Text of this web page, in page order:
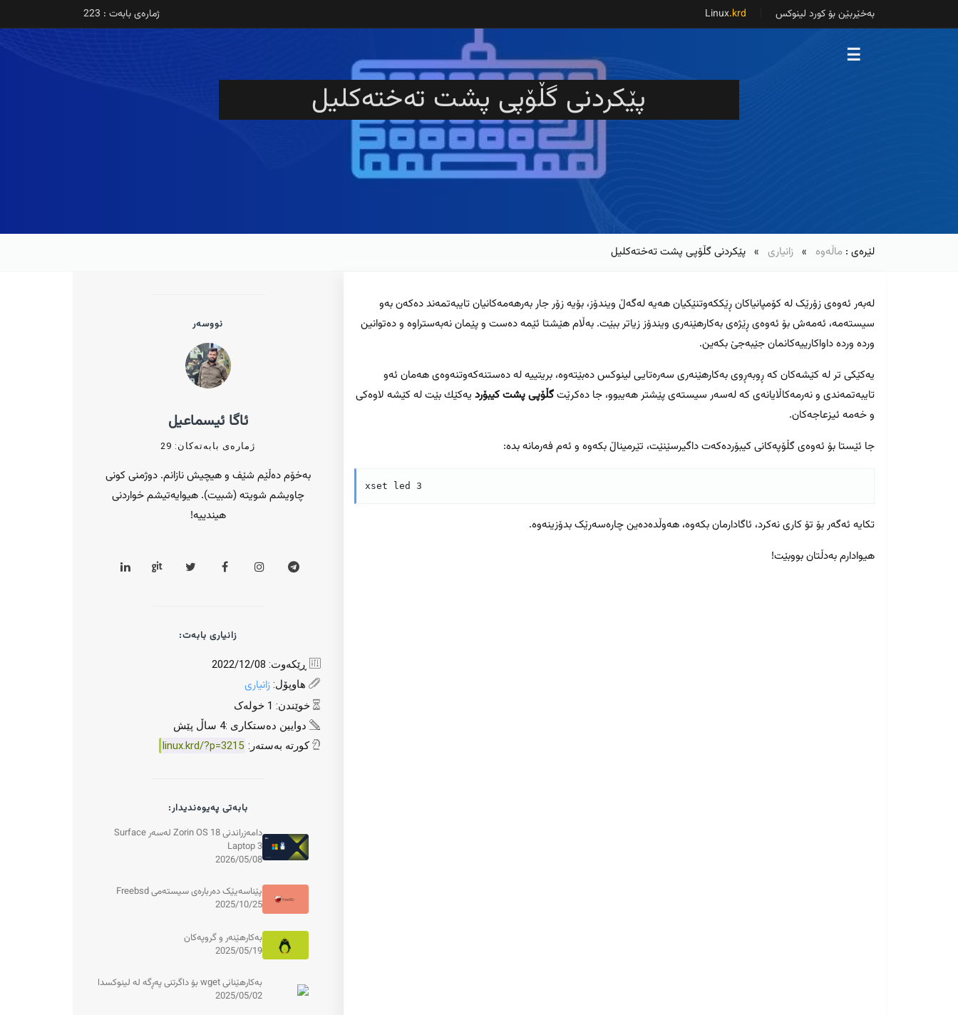
بەخێربێن بۆ کورد لینوکس .krd ژمارەی بابەت : 223
☰
پێکردنی گڵۆپی پشت تەختەکلیل
لێرەی : ماڵەوە » زانیاری » پێکردنی گڵۆپی پشت تەختەکلیل
لەبەر ئەوەی زۆرێک لە کۆمپانیاکان ڕێککەوتنێکیان هەیە لەگەڵ ویندۆز، بۆیە زۆر جار بەرهەمەکانیان تایبەتمەند دەکەن بەو
سیستەمە، ئەمەش بۆ ئەوەی ڕێژەی بەکارهێنەری ویندۆز زیاتر ببێت. بەڵام هێشتا ئێمە دەست و پێمان نەبەستراوە و دەتوانین
وردە وردە داواکارییەکانمان جێبەجێ بکەین.
یەکێکی تر لە کێشەکان کە ڕوبەڕوی بەکارهێنەری سەرەتایی لینوکس دەبێتەوە، بریتییە لە دەستنەکەوتنەوەی هەمان ئەو
تایبەتمەندی و نەرمەکاڵایانەی کە لەسەر سیستەی پێشتر هەیبوو، جا دەکرێتگڵۆپی پشت کیبۆرد یەکێك بێت لە کێشە لاوەکی
و خەمە ئیزعاجەکان.
جا ئێستا بۆ ئەوەی گڵۆپەکانی کیبۆردەکەت داگیرسێنێت، تێرمیناڵ بکەوە و ئەم فەرمانە بدە:
xset led 3
تکایە ئەگەر بۆ تۆ کاری نەکرد، ئاگادارمان بکەوە، هەوڵدەدەین چارەسەرێک بدۆزینەوە.
هیوادارم بەدڵتان بووبێت!
نووسەر
ئاگا ئیسماعیل
ژمارەی بابەتەکان: 29
بەخۆم دەڵێم شێف و هیچیش نازانم. دوژمنی کونی
چاویشم شویتە (شبیت). ‌هیوایەتیشم خواردنی
هیندییە!
زانیاری بابەت:
ڕێکەوت: 2022/12/08
هاوپۆل: زانیاری
خوێندن: 1 خولەک
دوایین دەستکاری :4 ساڵ پێش
کورتە بەستەر: linux.krd/?p=3215
بابەتی پەیوەندیدار:
دامەزراندنی Zorin OS 18 لەسەر Surface
Laptop 3
2026/05/08
پێناسەیێک دەربارەی سیستەمی Freebsd
2025/10/25
بەکارهێنەر و گروپەکان
2025/05/19
بەکارهێنانی wget بۆ داگرتنی پەڕگە لە لینوکسدا
2025/05/02